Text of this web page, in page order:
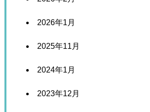
2026年1月
2025年11月
2024年1月
2023年12月